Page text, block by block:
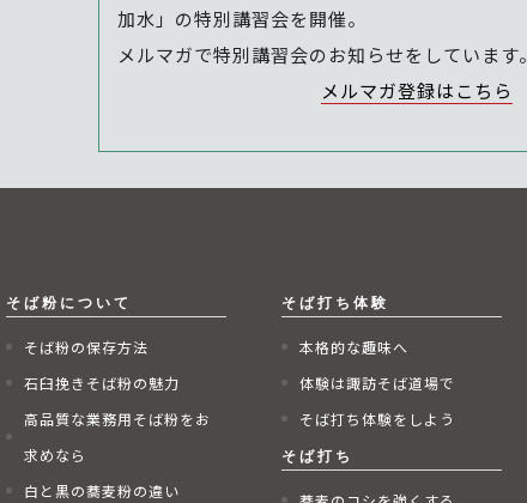
加水」の特別講習会を開催。
メルマガで特別講習会のお知らせをしています。
メルマガ登録はこちら
そば粉の保存方法
石臼挽きそば粉の魅力
高品質な業務用そば粉をお
求めなら
白と黒の蕎麦粉の違い
本格的な趣味へ
体験は諏訪そば道場で
そば打ち体験をしよう